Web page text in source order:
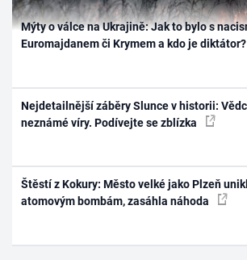
Mýty o válce na Ukrajině: Jak to bylo s
Euromajdanem či Krymem a kdo je diktátor?
Nejdetailnější záběry Slunce v historii:
neznámé víry. Podívejte se zblízka
Štěstí z Kokury: Město velké jako Plzeň
atomovým bombám, zasáhla náhoda